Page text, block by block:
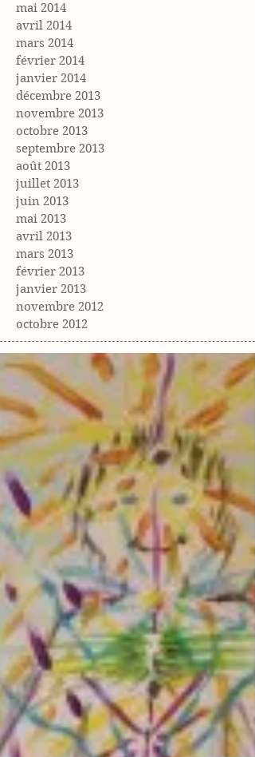
mai 2014
avril 2014
mars 2014
février 2014
janvier 2014
décembre 2013
novembre 2013
octobre 2013
septembre 2013
août 2013
juillet 2013
juin 2013
mai 2013
avril 2013
mars 2013
février 2013
janvier 2013
novembre 2012
octobre 2012